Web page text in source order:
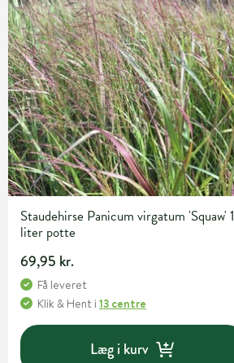
Staudehirse Panicum virgatum 'Squaw' 1
liter potte
69,95 kr.
Få leveret
Klik & Hent i 13 centre
Læg i kurv